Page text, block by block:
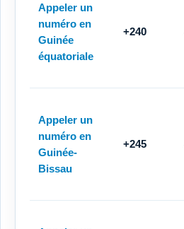
Appeler un
numéro en
Guinée
équatoriale
+240
Appeler un
numéro en
Guinée-
Bissau
+245